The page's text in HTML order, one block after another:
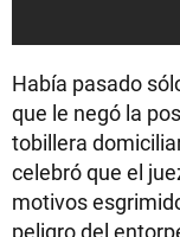
Había pasado
que le negó la
tobillera
celebró que el
motivos
peligro del